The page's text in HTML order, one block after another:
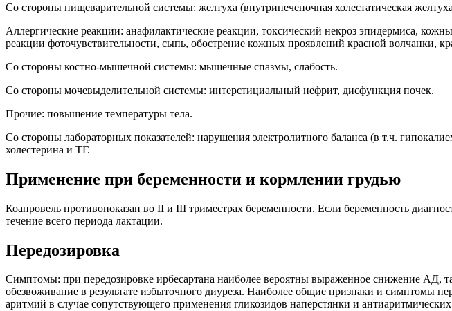
Со стороны пищеварительной системы: желтуха (внутрипеченочная холестатическая
Аллергические реакции: анафилактические реакции, токсический некроз эпидермиса,
реакции фоточувствительности, сыпь, обострение кожных проявлений красной волчанки,
Со стороны костно-мышечной системы: мышечные спазмы, слабость.
Со стороны мочевыделительной системы: интерстициальный нефрит, дисфункция почек.
Прочие: повышение температуры тела.
Со стороны лабораторных показателей: нарушения электролитного баланса (в т.ч.
холестерина и ТГ.
Применение при беременности и кормлении грудью
Коапровель противопоказан во II и III триместрах беременности. Если беременность
течение всего периода лактации.
Передозировка
Симптомы: при передозировке ирбесартана наиболее вероятны выраженное снижение АД,
обезвоживание в результате избыточного диуреза. Наиболее общие признаки и симптомы
аритмий в случае сопутствующего применения гликозидов наперстянки и антиаритмических